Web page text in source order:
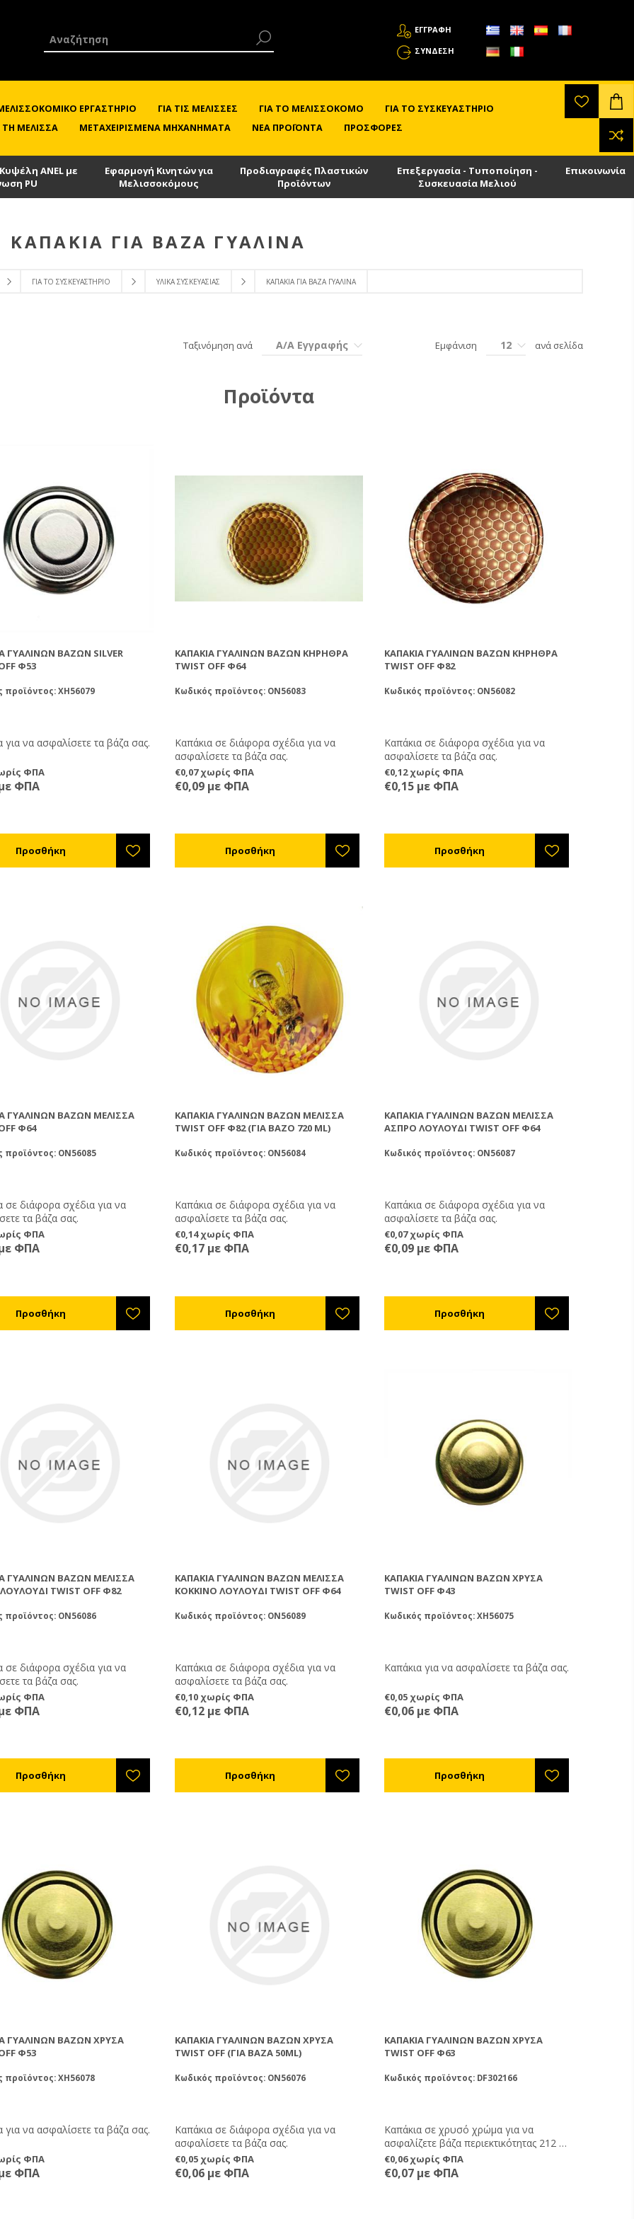
ΕΓΓΡΑΦΗ
ΣΎΝΔΕΣΗ
ΕΡΓΑΣΤΉΡΙΟ ΓΙΑ ΤΙΣ ΜΈΛΙΣΣΕΣ ΓΙΑ ΤΟ ΜΕΛΙΣΣΟΚΌΜΟ
ΓΙΑ ΤΟ ΣΥΣΚΕΥΑΣΤΉΡΙΟ
ΜΈΛΙΣΣΑ
ΜΕΤΑΧΕΙΡΙΣΜΈΝΑ ΜΗΧΑΝΉΜΑΤΑ ΝΈΑ ΠΡΟΪΌΝΤΑ ΠΡΟΣΦΟΡΈΣ
ANEL με
PU
Εφαρμογή Κινητών για
Μελισσοκόμους
Προδιαγραφές Πλαστικών
Προϊόντων
Επεξεργασία - Τυποποίηση -
Συσκευασία Μελιού
Επικοινωνία
ΓΙΑ ΤΟ ΣΥΣΚΕΥΑΣΤΉΡΙΟ ΥΛΙΚΆ ΣΥΣΚΕΥΑΣΊΑΣ ΚΑΠΆΚΙΑ ΓΙΑ ΒΆΖΑ ΓΥΆΛΙΝΑ
ΚΑΠΆΚΙΑ ΓΙΑ ΒΆΖΑ ΓΥΆΛΙΝΑ
Ταξινόμηση ανά Α/Α Εγγραφής Εμφάνιση 12 ανά σελίδα
Προϊόντα
ΓΥΆΛΙΝΩΝ ΒΆΖΩΝ SILVER
Φ53
προϊόντος: XH56079
για να ασφαλίσετε τα βάζα σας.
ΦΠΑ
ΦΠΑ
ΚΑΠΆΚΙΑ ΓΥΆΛΙΝΩΝ ΒΆΖΩΝ ΚΗΡΉΘΡΑ
TWIST OFF Φ64
Κωδικός προϊόντος: ON56083
Καπάκια σε διάφορα σχέδια για να
ασφαλίσετε τα βάζα σας.
€0,07 χωρίς ΦΠΑ
€0,09 με ΦΠΑ
ΚΑΠΆΚΙΑ ΓΥΆΛΙΝΩΝ ΒΆΖΩΝ ΚΗΡΉΘΡΑ
TWIST OFF Φ82
Κωδικός προϊόντος: ON56082
Καπάκια σε διάφορα σχέδια για να
ασφαλίσετε τα βάζα σας.
€0,12 χωρίς ΦΠΑ
€0,15 με ΦΠΑ
ΓΥΆΛΙΝΩΝ ΒΆΖΩΝ ΜΈΛΙΣΣΑ
Φ64
προϊόντος: ON56085
σε διάφορα σχέδια για να
τα βάζα σας.
ΦΠΑ
ΦΠΑ
ΚΑΠΆΚΙΑ ΓΥΆΛΙΝΩΝ ΒΆΖΩΝ ΜΈΛΙΣΣΑ
TWIST OFF Φ82 (ΓΙΑ ΒΆΖΟ 720 ML)
Κωδικός προϊόντος: ON56084
Καπάκια σε διάφορα σχέδια για να
ασφαλίσετε τα βάζα σας.
€0,14 χωρίς ΦΠΑ
€0,17 με ΦΠΑ
ΚΑΠΆΚΙΑ ΓΥΆΛΙΝΩΝ ΒΆΖΩΝ ΜΈΛΙΣΣΑ
ΆΣΠΡΟ ΛΟΥΛΟΎΔΙ TWIST OFF Φ64
Κωδικός προϊόντος: ON56087
Καπάκια σε διάφορα σχέδια για να
ασφαλίσετε τα βάζα σας.
€0,07 χωρίς ΦΠΑ
€0,09 με ΦΠΑ
ΓΥΆΛΙΝΩΝ ΒΆΖΩΝ ΜΈΛΙΣΣΑ
TWIST OFF Φ82
προϊόντος: ON56086
σε διάφορα σχέδια για να
τα βάζα σας.
ΦΠΑ
ΦΠΑ
ΚΑΠΆΚΙΑ ΓΥΆΛΙΝΩΝ ΒΆΖΩΝ ΜΈΛΙΣΣΑ
ΚΌΚΚΙΝΟ ΛΟΥΛΟΎΔΙ TWIST OFF Φ64
Κωδικός προϊόντος: ON56089
Καπάκια σε διάφορα σχέδια για να
ασφαλίσετε τα βάζα σας.
€0,10 χωρίς ΦΠΑ
€0,12 με ΦΠΑ
ΚΑΠΆΚΙΑ ΓΥΆΛΙΝΩΝ ΒΆΖΩΝ ΧΡΥΣΆ
TWIST OFF Φ43
Κωδικός προϊόντος: XH56075
Καπάκια για να ασφαλίσετε τα βάζα σας.
€0,05 χωρίς ΦΠΑ
€0,06 με ΦΠΑ
ΓΥΆΛΙΝΩΝ ΒΆΖΩΝ ΧΡΥΣΆ
Φ53
προϊόντος: XH56078
για να ασφαλίσετε τα βάζα σας.
ΦΠΑ
ΦΠΑ
ΚΑΠΆΚΙΑ ΓΥΆΛΙΝΩΝ ΒΆΖΩΝ ΧΡΥΣΆ
TWIST OFF (ΓΙΑ ΒΆΖΑ 50ML)
Κωδικός προϊόντος: ON56076
Καπάκια σε διάφορα σχέδια για να
ασφαλίσετε τα βάζα σας.
€0,05 χωρίς ΦΠΑ
€0,06 με ΦΠΑ
ΚΑΠΆΚΙΑ ΓΥΆΛΙΝΩΝ ΒΆΖΩΝ ΧΡΥΣΆ
TWIST OFF Φ63
Κωδικός προϊόντος: DF302166
Καπάκια σε χρυσό χρώμα για να
ασφαλίζετε βάζα περιεκτικότητας 212 ml
και 370ml.
€0,06 χωρίς ΦΠΑ
€0,07 με ΦΠΑ